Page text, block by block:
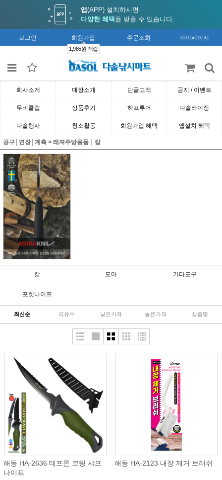
앱(APP) 설치하시면
다양한 혜택 을 받을 수 있습니다.
로그인 회원가입
1,985원 적립
주문조회 마이페이지
회사소개 매장소개 단골고객 공지 / 이벤트
무비클립 상품후기 하프루어 다솔라이징
다솔행사 청소활동 회원가입 혜택 앱설치 혜택
공구│연장│계측 > 레져주방용품｜칼
칼 도마 기타도구
포켓나이프
최신순 리뷰수 낮은가격 높은가격 상품명
해동 HA-2636 테프론 코팅 샤프
나이프
해동 HA-2123 내장 제거 브러쉬